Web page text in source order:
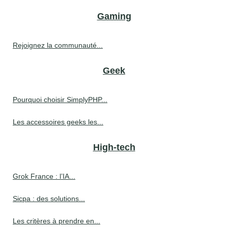
Gaming
Rejoignez la communauté...
Geek
Pourquoi choisir SimplyPHP...
Les accessoires geeks les...
High-tech
Grok France : l’IA...
Sicpa : des solutions...
Les critères à prendre en...